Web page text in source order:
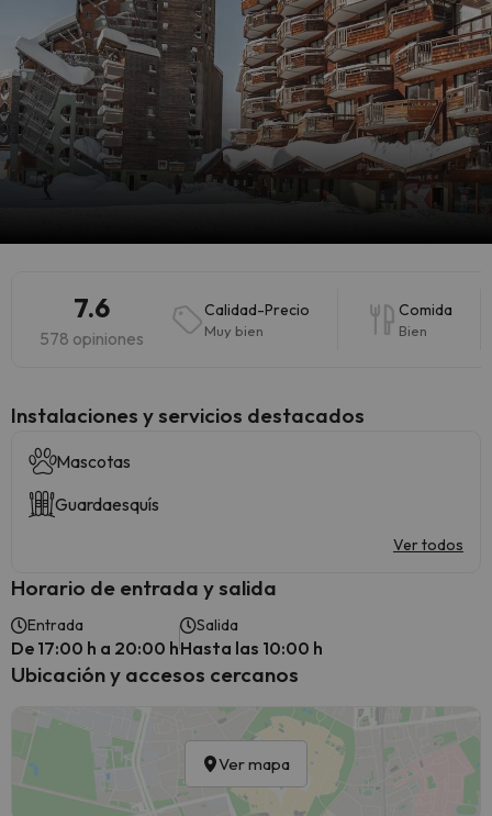
7.6
578 opiniones
Calidad-Precio
Muy bien
Comida
Bien
Instalaciones y servicios destacados
Mascotas
Guardaesquís
Ver todos
Horario de entrada y salida
Entrada
De 17:00 h a 20:00 h
Salida
Hasta las 10:00 h
Ubicación y accesos cercanos
Ver mapa